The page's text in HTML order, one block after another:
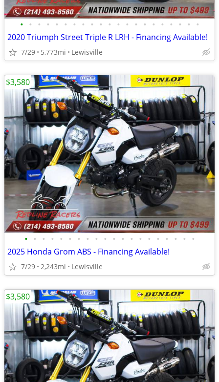
• • • • • • • • • • • • • • • • • • • • •
2020 Triumph Street Triple R LRH - Financing Available!
7/29 5,773mi Lewisville
• • • • • • • • • • • • • • • • • • • •
2025 Honda Grom ABS - Financing Available!
7/29 2,243mi Lewisville
$3,580
$3,580